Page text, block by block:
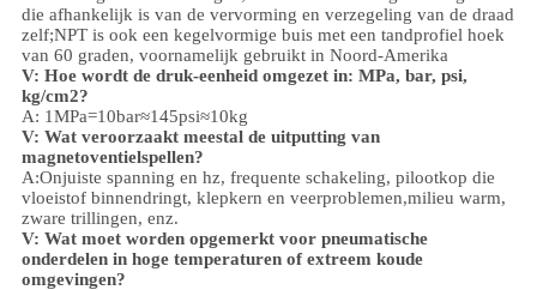
die afhankelijk is van de vervorming en verzegeling van de draad
zelf;NPT is ook een kegelvormige buis met een tandprofiel hoek
van 60 graden, voornamelijk gebruikt in Noord-Amerika
V: Hoe wordt de druk-eenheid omgezet in: MPa, bar, psi,
kg/cm2?
A: 1MPa=10bar≈145psi≈10kg
V: Wat veroorzaakt meestal de uitputting van
magnetoventielspellen?
A:Onjuiste spanning en hz, frequente schakeling, pilootkop die
vloeistof binnendringt, klepkern en veerproblemen,milieu warm,
zware trillingen, enz.
V: Wat moet worden opgemerkt voor pneumatische
onderdelen in hoge temperaturen of extreem koude
omgevingen?